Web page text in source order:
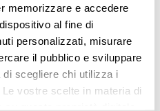
memorizzare e accedere
al fine di
personalizzati, misurare
il pubblico e sviluppare
scegliere chi utilizza i
vostre scelte in materia di